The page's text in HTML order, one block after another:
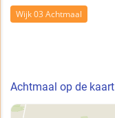
Wijk 03 Achtmaal
Achtmaal op de kaart